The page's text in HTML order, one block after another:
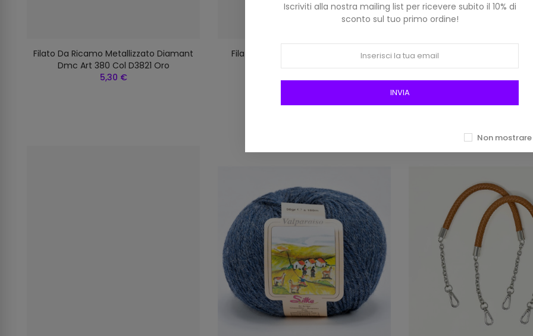
Filato Da Ricamo Metallizzato Diamant
Dmc Art 380 Col D3821 Oro
5,30 €
Filato Acrilico Knitty 6 Dmc (100 Gr)
Colore 961 Bianco
Filato Estroso Bertagna (50
4,40 €
Iscriviti alla nostra mailing list per ricevere subito il 10% di
sconto sul tuo primo ordine!
INVIA
Non